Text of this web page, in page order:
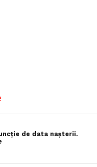
de data nașterii.